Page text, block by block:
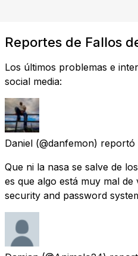
Reportes de Fallos
Los últimos problemas e
social media:
Daniel (@danfemon) reportó
Que ni la nasa se salve de
es que algo está muy mal
security and password